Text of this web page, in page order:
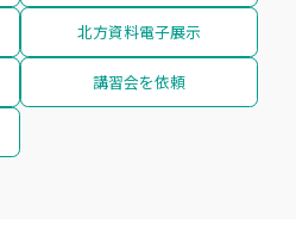
北方資料電子展示
講習会を依頼